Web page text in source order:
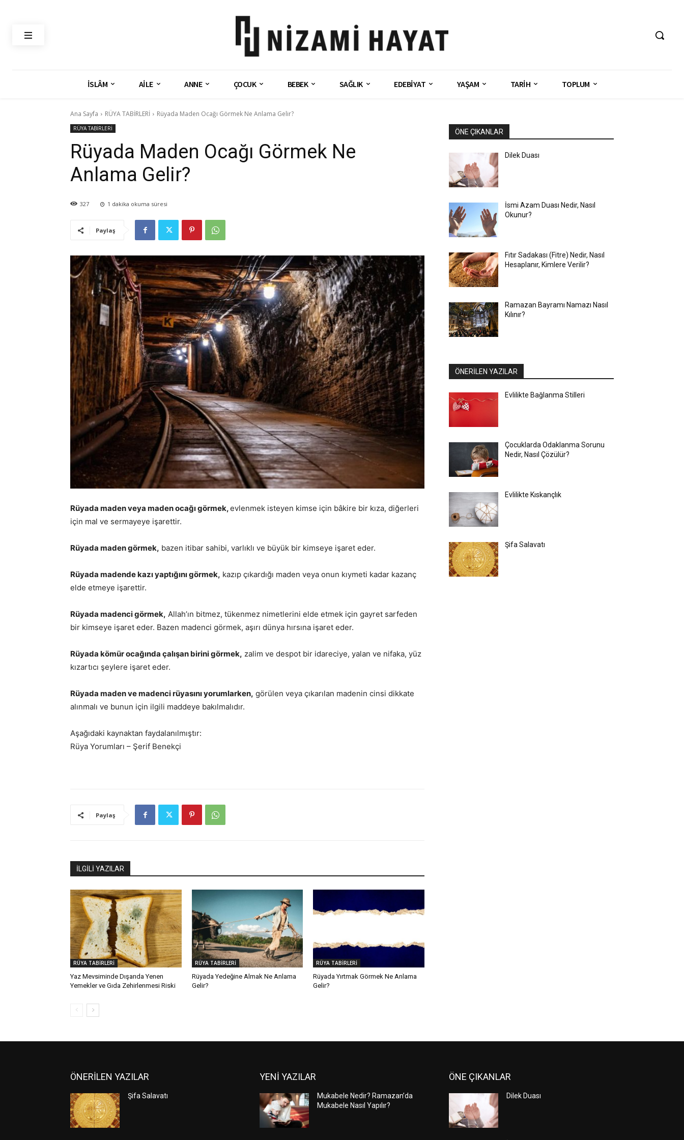
İSLÂM AİLE ANNE ÇOCUK BEBEK SAĞLIK EDEBİYAT YAŞAM TARİH TOPLUM
Ana Sayfa RÜYA TABİRLERİ Rüyada Maden Ocağı Görmek Ne Anlama Gelir?
RÜYA TABİRLERİ
Rüyada Maden Ocağı Görmek Ne
Anlama Gelir?
327 1 dakika okuma süresi
Paylaş
Rüyada maden veya maden ocağı görmek,evlenmek isteyen kimse için bâkire bir kıza, diğerleri
için mal ve sermayeye işarettir.
Rüyada maden görmek, bazen itibar sahibi, varlıklı ve büyük bir kimseye işaret eder.
Rüyada madende kazı yaptığını görmek, kazıp çıkardığı maden veya onun kıymeti kadar kazanç
elde etmeye işarettir.
Rüyada madenci görmek, Allah’ın bitmez, tükenmez nimetlerini elde etmek için gayret sarfeden
bir kimseye işaret eder. Bazen madenci görmek, aşırı dünya hırsına işaret eder.
Rüyada kömür ocağında çalışan birini görmek, zalim ve despot bir idareciye, yalan ve nifaka, yüz
kızartıcı şeylere işaret eder.
Rüyada maden ve madenci rüyasını yorumlarken, görülen veya çıkarılan madenin cinsi dikkate
alınmalı ve bunun için ilgili maddeye bakılmalıdır.
Aşağıdaki kaynaktan faydalanılmıştır:
Rüya Yorumları – Şerif Benekçi
Paylaş
İLGİLİ YAZILAR
RÜYA TABİRLERİ
Yaz Mevsiminde Dışarıda Yenen
Yemekler ve Gıda Zehirlenmesi Riski
RÜYA TABİRLERİ
Rüyada Yedeğine Almak Ne Anlama
Gelir?
RÜYA TABİRLERİ
Rüyada Yırtmak Görmek Ne Anlama
Gelir?
ÖNE ÇIKANLAR
Dilek Duası
İsmi Azam Duası Nedir, Nasıl
Okunur?
Fıtır Sadakası (Fitre) Nedir, Nasıl
Hesaplanır, Kimlere Verilir?
Ramazan Bayramı Namazı Nasıl
Kılınır?
ÖNERİLEN YAZILAR
Evlilikte Bağlanma Stilleri
Çocuklarda Odaklanma Sorunu
Nedir, Nasıl Çözülür?
Evlilikte Kıskançlık
Şifa Salavatı
ÖNERİLEN YAZILAR
Şifa Salavatı
YENİ YAZILAR
Mukabele Nedir? Ramazan’da
Mukabele Nasıl Yapılır?
ÖNE ÇIKANLAR
Dilek Duası